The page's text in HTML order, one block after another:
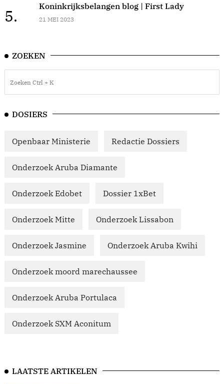
5.
Koninkrijksbelangen blog | First Lady
21 MEI 2023
ZOEKEN
DOSIERS
Openbaar Ministerie Redactie Dossiers
Onderzoek Aruba Diamante
Onderzoek Edobet Dossier 1xBet
Onderzoek Mitte Onderzoek Lissabon
Onderzoek Jasmine Onderzoek Aruba Kwihi
Onderzoek moord marechaussee
Onderzoek Aruba Portulaca
Onderzoek SXM Aconitum
LAATSTE ARTIKELEN